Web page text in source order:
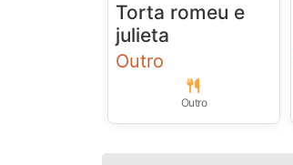
Torta romeu e
julieta
Outro
Outro